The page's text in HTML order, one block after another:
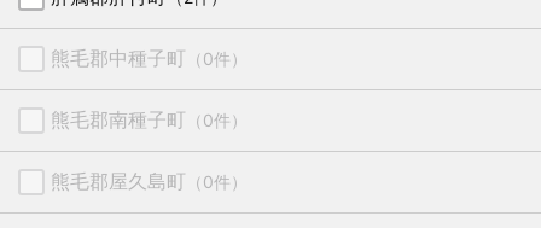
熊毛郡中種子町 （0件）
熊毛郡南種子町 （0件）
熊毛郡屋久島町 （0件）